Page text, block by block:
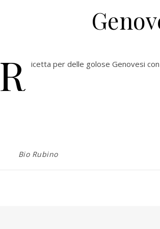
R icetta per delle golose Genovesi
Bio Rubino